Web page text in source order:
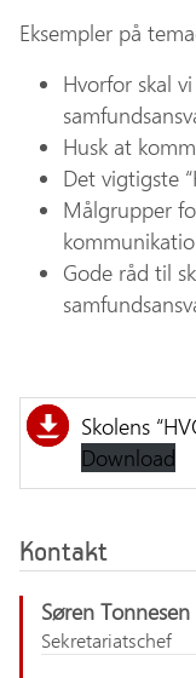
Eksempler på
Hvorfor skal
Husk at
Det vigtigste
Målgrupper
Gode råd til
Skolens
Download
Kontakt
Søren
Sekretariatschef